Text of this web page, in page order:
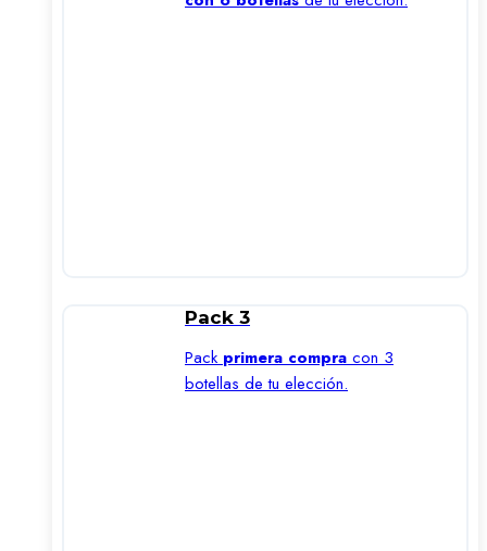
Pack 3
Pack primera compra con 3
botellas de tu elección.